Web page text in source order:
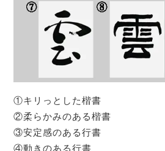
①キリっとした楷書
②柔らかみのある楷書
③安定感のある行書
④動きのある行書